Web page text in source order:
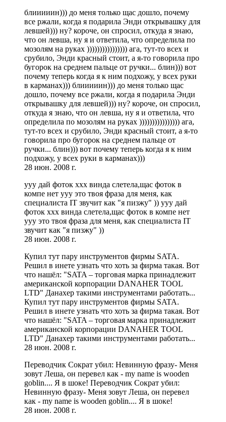
блииииин))) до меня только щас дошло, почему
все ржали, когда я подарила Энди открывашку для
левшей))) ну? короче, он спросил, откуда я знаю,
что он левша, ну я и ответила, что определила по
мозолям на руках )))))))))))))))) ага, тут-то всех и
срубило, Энди красный стоит, а я-то говорила про
бугорок на среднем пальце от ручки... блин))) вот
почему теперь когда я к ним подхожу, у всех руки
в карманах))) блииииин))) до меня только щас
дошло, почему все ржали, когда я подарила Энди
открывашку для левшей))) ну? короче, он спросил,
откуда я знаю, что он левша, ну я и ответила, что
определила по мозолям на руках )))))))))))))))) ага,
тут-то всех и срубило, Энди красный стоит, а я-то
говорила про бугорок на среднем пальце от
ручки... блин))) вот почему теперь когда я к ним
подхожу, у всех руки в карманах)))
28 июн. 2008 г.
ууу дай фоток ххх винда слетела,щас фоток в
компе нет ууу это твоя фраза для меня, как
специалиста IT звучит как "я пизжу" )) ууу дай
фоток ххх винда слетела,щас фоток в компе нет
ууу это твоя фраза для меня, как специалиста IT
звучит как "я пизжу" ))
28 июн. 2008 г.
Купил тут пару инструментов фирмы SATA.
Решил в инете узнать что хоть за фирма такая. Вот
что нашёл: "SATA – торговая марка принадлежит
американской корпорации DANAHER TOOL
LTD" Данахер такими инструментами работать...
Купил тут пару инструментов фирмы SATA.
Решил в инете узнать что хоть за фирма такая. Вот
что нашёл: "SATA – торговая марка принадлежит
американской корпорации DANAHER TOOL
LTD" Данахер такими инструментами работать...
28 июн. 2008 г.
Переводчик Сократ убил: Невинную фразу- Меня
зовут Леша, он перевел как - my name is wooden
goblin.... Я в шоке! Переводчик Сократ убил:
Невинную фразу- Меня зовут Леша, он перевел
как - my name is wooden goblin.... Я в шоке!
28 июн. 2008 г.